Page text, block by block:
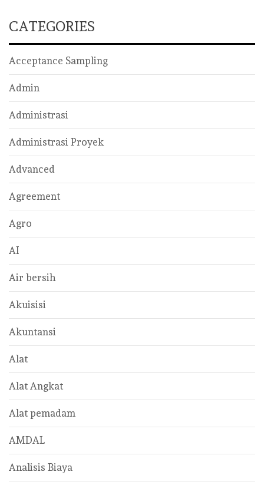
CATEGORIES
Acceptance Sampling
Admin
Administrasi
Administrasi Proyek
Advanced
Agreement
Agro
AI
Air bersih
Akuisisi
Akuntansi
Alat
Alat Angkat
Alat pemadam
AMDAL
Analisis Biaya